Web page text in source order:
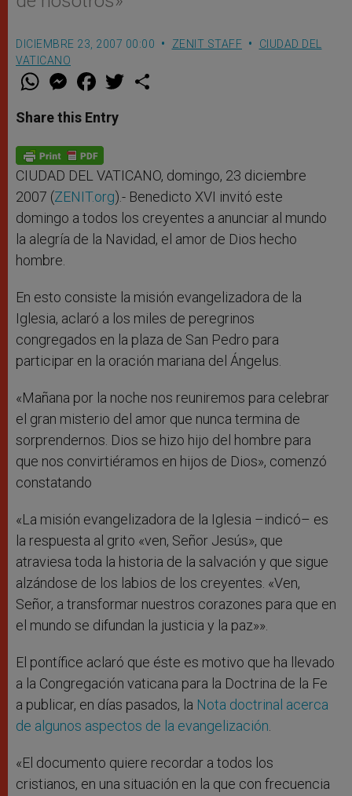
DICIEMBRE 23, 2007 00:00 ZENIT STAFF
CIUDAD DEL
VATICANO
W
t
s
p
p
M
e
s
e
g
e
r
F
a
e
b
o
k
w
Share this Entry
CIUDAD DEL VATICANO, domingo, 23 diciembre
2007 (ZENIT.org).- Benedicto XVI invitó este
domingo a todos los creyentes a anunciar al mundo
la alegría de la Navidad, el amor de Dios hecho
hombre.
En esto consiste la misión evangelizadora de la
Iglesia, aclaró a los miles de peregrinos
congregados en la plaza de San Pedro para
participar en la oración mariana del Ángelus.
«Mañana por la noche nos reuniremos para celebrar
el gran misterio del amor que nunca termina de
sorprendernos. Dios se hizo hijo del hombre para
que nos convirtiéramos en hijos de Dios», comenzó
constatando
«La misión evangelizadora de la Iglesia –indicó– es
la respuesta al grito «ven, Señor Jesús», que
atraviesa toda la historia de la salvación y que sigue
alzándose de los labios de los creyentes. «Ven,
Señor, a transformar nuestros corazones para que en
el mundo se difundan la justicia y la paz»».
El pontífice aclaró que éste es motivo que ha llevado
a la Congregación vaticana para la Doctrina de la Fe
a publicar, en días pasados, la Nota doctrinal acerca
de algunos aspectos de la evangelización.
«El documento quiere recordar a todos los
cristianos, en una situación en la que con frecuencia